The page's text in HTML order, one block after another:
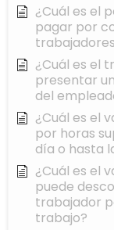
¿Cuál es el
pagar por
¿Cuál es el
presentar
del
¿Cuál es el
por horas
día o hasta
¿Cuál es el
puede
trabajador
trabajo?